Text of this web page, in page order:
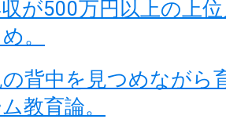
収が500万円以上の上
。
背中を見つめながら
教育論。